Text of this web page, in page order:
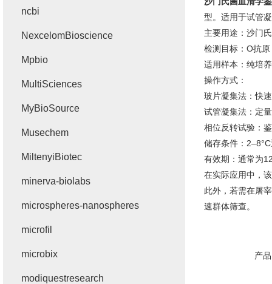
型。适用于试管
主要用途‌：沙门
检测目标‌：O抗
适用样本‌：纯培
‌操作方式‌：
玻片凝集法：快
试管凝集法：定
相位反转试验：
储存条件‌：
有效期‌：通常为
在实际应用中，
此外，若需在屠
速群体筛查。
产
ncbi
NexcelomBioscience
Mpbio
MultiSciences
MyBioSource
Musechem
MiltenyiBiotec
minerva-biolabs
microspheres-nanospheres
microfil
microbix
modiquestresearch